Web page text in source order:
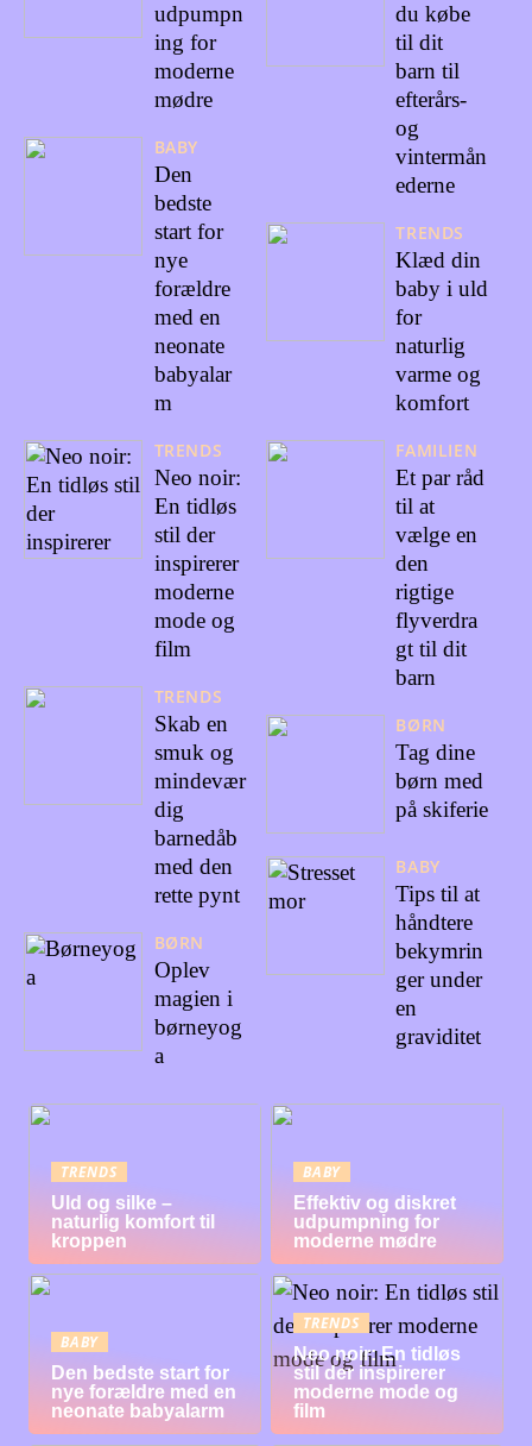
udpumpn
ing for
moderne
mødre
BABY
Den
bedste
start for
nye
forældre
med en
neonate
babyalar
m
TRENDS
Neo noir:
En tidløs
stil der
inspirerer
moderne
mode og
film
TRENDS
Skab en
smuk og
mindevær
dig
barnedåb
med den
rette pynt
BØRN
Oplev
magien i
børneyog
a
du købe
til dit
barn til
efterårs-
og
vintermån
ederne
TRENDS
Klæd din
baby i uld
for
naturlig
varme og
komfort
FAMILIEN
Et par råd
til at
vælge en
den
rigtige
flyverdra
gt til dit
barn
BØRN
Tag dine
børn med
på skiferie
BABY
Tips til at
håndtere
bekymrin
ger under
en
graviditet
TRENDS
Uld og silke –
naturlig komfort til
kroppen
BABY
Effektiv og diskret
udpumpning for
moderne mødre
BABY
Den bedste start for
nye forældre med en
neonate babyalarm
TRENDS
Neo noir: En tidløs
stil der inspirerer
moderne mode og
film